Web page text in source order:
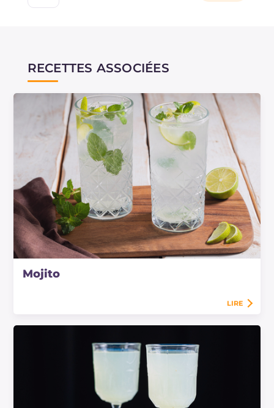
RECETTES ASSOCIÉES
Mojito
LIRE